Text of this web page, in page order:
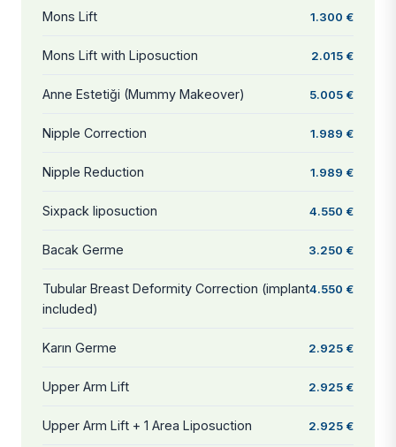
Mons Lift 1.300 €
Mons Lift with Liposuction 2.015 €
Anne Estetiği (Mummy Makeover) 5.005 €
Nipple Correction 1.989 €
Nipple Reduction 1.989 €
Sixpack liposuction 4.550 €
Bacak Germe 3.250 €
Tubular Breast Deformity Correction (implant
included)
4.550 €
Karın Germe 2.925 €
Upper Arm Lift 2.925 €
Upper Arm Lift + 1 Area Liposuction 2.925 €